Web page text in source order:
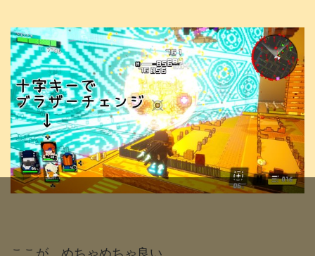
ここが、めちゃめちゃ良い。